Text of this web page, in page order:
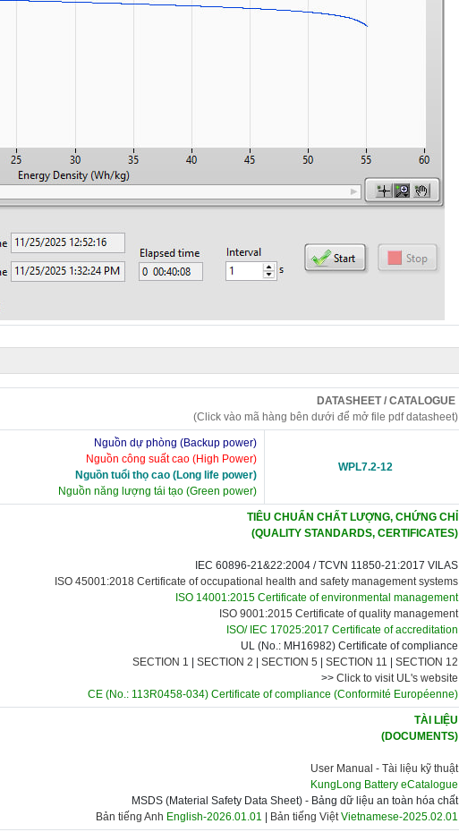
DATASHEET / CATALOGUE
(Click vào mã hàng bên dưới để mở file pdf datasheet)
Nguồn dự phòng (Backup power)
Nguồn công suất cao (High Power)
Nguồn tuổi thọ cao (Long life power)
Nguồn năng lượng tái tạo (Green power)
WPL7.2-12
TIÊU CHUẨN CHẤT LƯỢNG, CHỨNG CHỈ
(QUALITY STANDARDS, CERTIFICATES)
IEC 60896-21&22:2004 /TCVN 11850-21:2017 VILAS
ISO 45001:2018 Certificate of occupational health and safety management systems
ISO 14001:2015 Certificate of environmental management
ISO 9001:2015 Certificate of quality management
ISO/ IEC 17025:2017 Certificate of accreditation
UL (No.: MH16982) Certificate of compliance
SECTION 1 | SECTION 2 | SECTION 5 | SECTION 11 | SECTION 12
>> Click to visit UL's website
CE (No.: 113R0458-034) Certificate of compliance (Conformité Européenne)
TÀI LIỆU
(DOCUMENTS)
User Manual - Tài liệu kỹ thuật
KungLong Battery eCatalogue
MSDS (Material Safety Data Sheet) - Bảng dữ liệu an toàn hóa chất
Bản tiếng Anh English-2026.01.01 | Bản tiếng Việt Vietnamese-2025.02.01